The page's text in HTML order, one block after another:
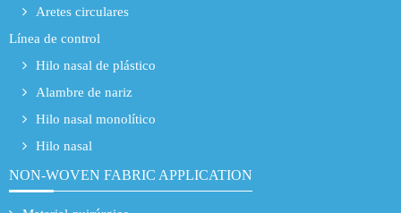
Aretes circulares
Línea de control
Hilo nasal de plástico
Alambre de nariz
Hilo nasal monolítico
Hilo nasal
NON-WOVEN FABRIC APPLICATION